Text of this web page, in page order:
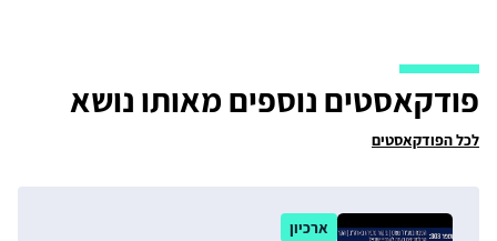
פודקאסטים נוספים מאותו נושא
לכל הפודקאסטים
ארכיון